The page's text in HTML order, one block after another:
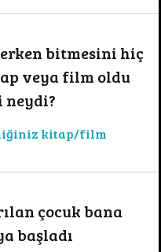
bitmesini hiç
veya film oldu
neydi?
kitap/film
çocuk bana
başladı